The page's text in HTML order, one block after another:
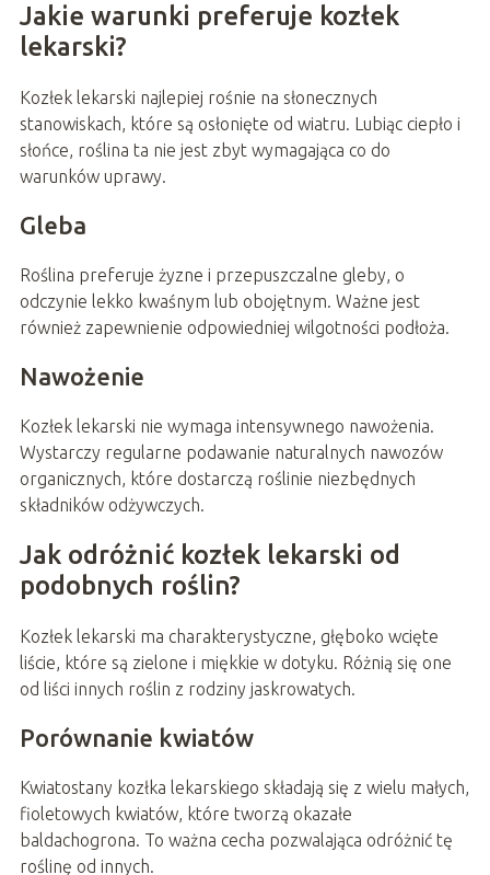
Jakie warunki preferuje kozłek
lekarski?
Kozłek lekarski najlepiej rośnie na słonecznych
stanowiskach, które są osłonięte od wiatru. Lubiąc ciepło i
słońce, roślina ta nie jest zbyt wymagająca co do
warunków uprawy.
Gleba
Roślina preferuje żyzne i przepuszczalne gleby, o
odczynie lekko kwaśnym lub obojętnym. Ważne jest
również zapewnienie odpowiedniej wilgotności podłoża.
Nawożenie
Kozłek lekarski nie wymaga intensywnego nawożenia.
Wystarczy regularne podawanie naturalnych nawozów
organicznych, które dostarczą roślinie niezbędnych
składników odżywczych.
Jak odróżnić kozłek lekarski od
podobnych roślin?
Kozłek lekarski ma charakterystyczne, głęboko wcięte
liście, które są zielone i miękkie w dotyku. Różnią się one
od liści innych roślin z rodziny jaskrowatych.
Porównanie kwiatów
Kwiatostany kozłka lekarskiego składają się z wielu małych,
fioletowych kwiatów, które tworzą okazałe
baldachogrona. To ważna cecha pozwalająca odróżnić tę
roślinę od innych.